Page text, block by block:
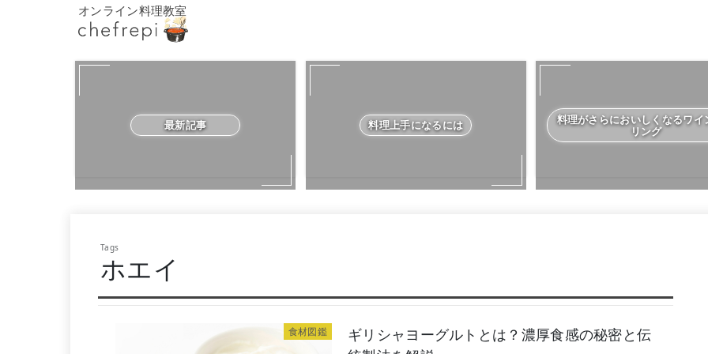
オンライン料理教室
最新記事 料理上手になるには
料理がさらにおいしくなるワイ
リング
ホエイ
食材図鑑
ギリシャヨーグルトとは？濃厚食感の秘密と伝